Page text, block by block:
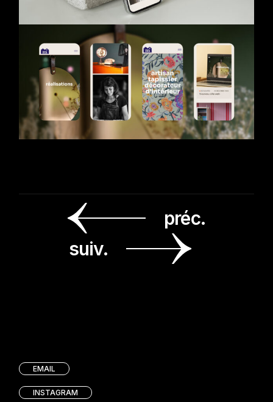
préc.
suiv.
EMAIL
INSTAGRAM